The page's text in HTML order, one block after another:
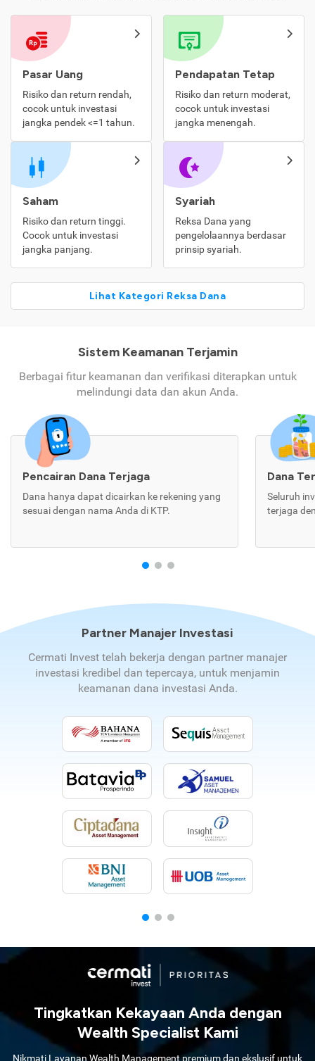
Pasar Uang
Risiko dan return rendah,
cocok untuk investasi
jangka pendek <=1 tahun.
Pendapatan Tetap
Risiko dan return moderat,
cocok untuk investasi
jangka menengah.
Saham
Risiko dan return tinggi.
Cocok untuk investasi
jangka panjang.
Syariah
Reksa Dana yang
pengelolaannya berdasar
prinsip syariah.
Lihat Kategori Reksa Dana
Sistem Keamanan Terjamin
Berbagai fitur keamanan dan verifikasi diterapkan untuk
melindungi data dan akun Anda.
Pencairan Dana Terjaga
Dana hanya dapat dicairkan ke rekening yang
sesuai dengan nama Anda di KTP.
Dana
Seluruh
terjaga
Partner Manajer Investasi
Cermati Invest telah bekerja dengan partner manajer
investasi kredibel dan tepercaya, untuk menjamin
keamanan dana investasi Anda.
Tingkatkan Kekayaan Anda dengan
Wealth Specialist Kami
Nikmati Layanan Wealth Management premium dan ekslusif untuk